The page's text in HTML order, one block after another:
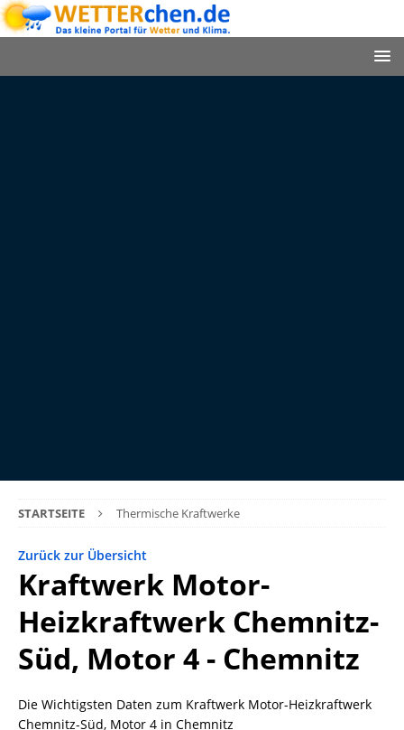
STARTSEITE Thermische Kraftwerke
Zurück zur Übersicht
Kraftwerk Motor-
Heizkraftwerk Chemnitz-
Süd, Motor 4 - Chemnitz
Die Wichtigsten Daten zum Kraftwerk Motor-Heizkraftwerk
Chemnitz-Süd, Motor 4 in Chemnitz